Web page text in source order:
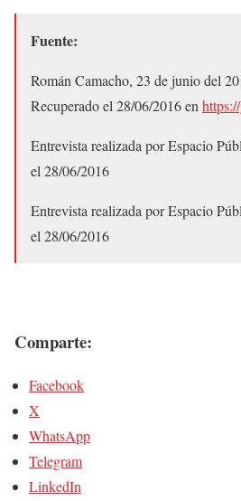
Fuente:
Román Camacho, 23 de junio del
Recuperado el 28/06/2016 en
Entrevista realizada por Espacio
el 28/06/2016
Entrevista realizada por Espacio
el 28/06/2016
Comparte:
Facebook
X
WhatsApp
Telegram
LinkedIn